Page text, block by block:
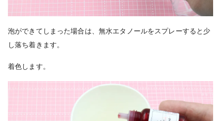
泡ができてしまった場合は、無水エタノールをスプレーすると少
し落ち着きます。
着色します。